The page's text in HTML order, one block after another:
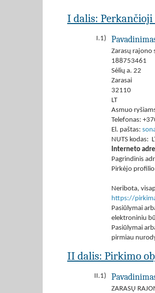
I dalis:
I.1)
Zarasų rajono
188753461
Sėlių a. 22
Zarasai
32110
LT
Asmuo
Telefonas:
El. paštas:
NUTS kodas:
Interneto
Pagrindinis
Pirkėjo profilio
Neribota,
https://
Pasiūlymai
elektroniniu
Pasiūlymai
pirmiau
II dalis: Pirkimo
II.1)
ZARASŲ